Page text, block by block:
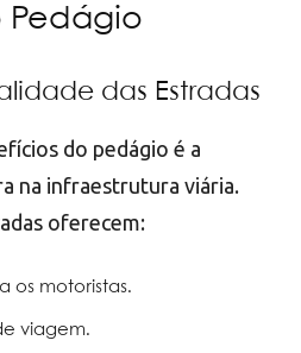
Pedágio
das Estradas
do pedágio é a
na infraestrutura viária.
oferecem:
os motoristas.
viagem.